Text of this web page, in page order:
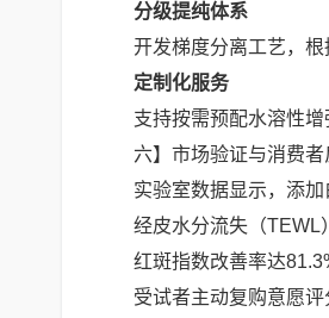
分级提纯体系
开发梯度分离工艺，
定制化服务
支持按需预配水溶性
六】市场验证与消费者
实验室数据显示，添
经皮水分流失（TEWL
红斑指数改善率达
受试者主动复购意愿